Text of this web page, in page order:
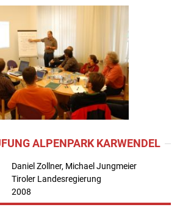
ALPENPARK KARWENDEL
Daniel Zollner, Michael Jungmeier
Tiroler Landesregierung
2008